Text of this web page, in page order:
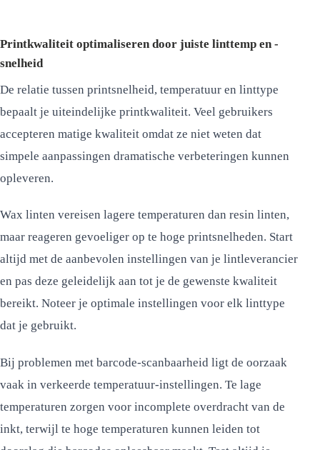
Printkwaliteit optimaliseren door juiste linttemp en -
snelheid
De relatie tussen printsnelheid, temperatuur en linttype
bepaalt je uiteindelijke printkwaliteit. Veel gebruikers
accepteren matige kwaliteit omdat ze niet weten dat
simpele aanpassingen dramatische verbeteringen kunnen
opleveren.
Wax linten vereisen lagere temperaturen dan resin linten,
maar reageren gevoeliger op te hoge printsnelheden. Start
altijd met de aanbevolen instellingen van je lintleverancier
en pas deze geleidelijk aan tot je de gewenste kwaliteit
bereikt. Noteer je optimale instellingen voor elk linttype
dat je gebruikt.
Bij problemen met barcode-scanbaarheid ligt de oorzaak
vaak in verkeerde temperatuur-instellingen. Te lage
temperaturen zorgen voor incomplete overdracht van de
inkt, terwijl te hoge temperaturen kunnen leiden tot